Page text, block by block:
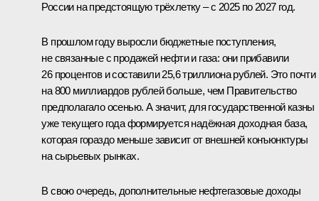
России на предстоящую трёхлетку – с 2025 по 2027 год.
В прошлом году выросли бюджетные поступления,
не связанные с продажей нефти и газа: они прибавили
26 процентов и составили 25,6 триллиона рублей. Это почти
на 800 миллиардов рублей больше, чем Правительство
предполагало осенью. А значит, для государственной казны
уже текущего года формируется надёжная доходная база,
которая гораздо меньше зависит от внешней конъюнктуры
на сырьевых рынках.
В свою очередь, дополнительные нефтегазовые доходы